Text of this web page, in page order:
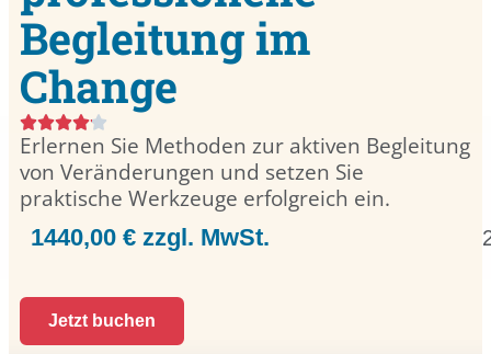
Begleitung im
Change
Erlernen Sie Methoden zur aktiven Begleitung
von Veränderungen und setzen Sie
praktische Werkzeuge erfolgreich ein.
1440,00 € zzgl. MwSt.
Jetzt buchen